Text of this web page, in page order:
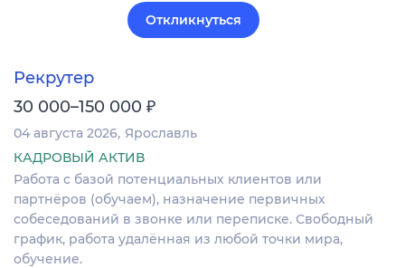
Откликнуться
Рекрутер
30 000–150 000 ₽
04 августа 2026 Ярославль
КАДРОВЫЙ АКТИВ
Работа с базой потенциальных клиентов или
партнёров (обучаем), назначение первичных
собеседований в звонке или переписке. Свободный
график, работа удалённая из любой точки мира,
обучение.